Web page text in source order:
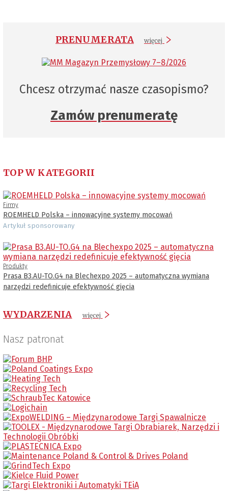
PRENUMERATA więcej
Chcesz otrzymać nasze czasopismo?
Zamów prenumeratę
TOP W KATEGORII
Firmy
ROEMHELD Polska – innowacyjne systemy mocowań
Artykuł sponsorowany
Produkty
Prasa B3.AU-TO.G4 na Blechexpo 2025 – automatyczna wymiana
narzędzi redefinicuje efektywność gięcia
WYDARZENIA więcej
Nasz patronat